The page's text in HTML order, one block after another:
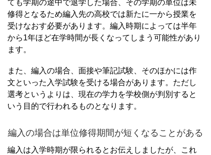
ても学期の途中で退学した場合、その学期の単位は未
修得となるため編入先の高校では新たに一から授業を
受けなおす必要があります。 編入時期によっては半年
から1年ほど在学時間が長くなってしまう可能性があり
ます。
また、編入の場合、面接や筆記試験、そのほかには作
文といった入学試験を受ける場合があります。 ただし
選考というよりは、現在の学力を学校側が判別すると
いう目的で行われるものとなります。
編入の場合は単位修得期間が短くなることがある
編入は入学時期が限られるとお伝えしましたが、これ